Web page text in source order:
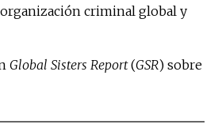
criminal global y
Global Sisters Report(GSR) sobre